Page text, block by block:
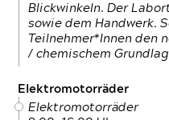
Blickwinkeln. Der
sowie dem Handwerk.
Teilnehmer*Innen den
/ chemischem
Elektromotorräder
Elektromotorräder